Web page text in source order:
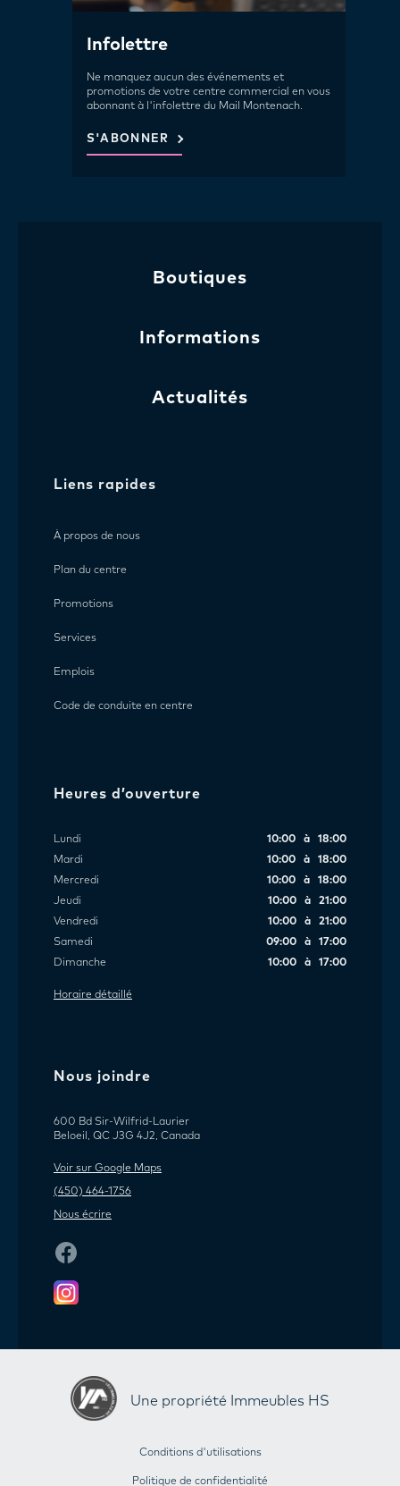
Infolettre
Ne manquez aucun des événements et
promotions de votre centre commercial en vous
abonnant à l'infolettre du Mail Montenach.
S'ABONNER
Boutiques
Informations
Actualités
Liens rapides
À propos de nous
Plan du centre
Promotions
Services
Emplois
Code de conduite en centre
Heures d’ouverture
Lundi
10:00 à 18:00
Mardi
10:00 à 18:00
Mercredi
10:00 à 18:00
Jeudi
10:00 à 21:00
Vendredi
10:00 à 21:00
Samedi
09:00 à 17:00
Dimanche
10:00 à 17:00
Horaire détaillé
Nous joindre
600 Bd Sir-Wilfrid-Laurier
Beloeil, QC J3G 4J2, Canada
Voir sur Google Maps
(450) 464-1756
Nous écrire
Une propriété Immeubles HS
Conditions d'utilisations
Politique de confidentialité